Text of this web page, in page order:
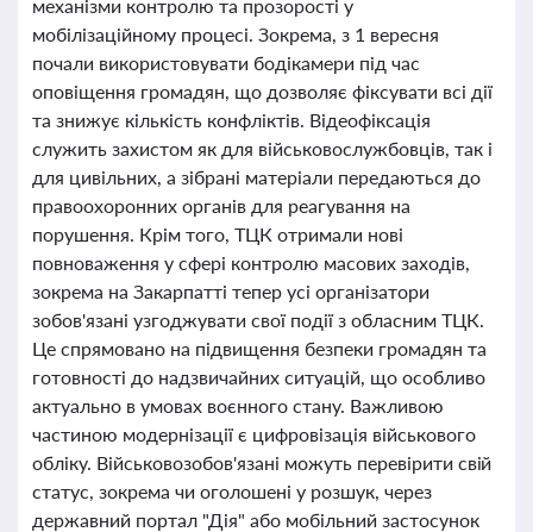
механізми контролю та прозорості у
мобілізаційному процесі. Зокрема, з 1 вересня
почали використовувати бодікамери під час
оповіщення громадян, що дозволяє фіксувати всі дії
та знижує кількість конфліктів. Відеофіксація
служить захистом як для військовослужбовців, так і
для цивільних, а зібрані матеріали передаються до
правоохоронних органів для реагування на
порушення. Крім того, ТЦК отримали нові
повноваження у сфері контролю масових заходів,
зокрема на Закарпатті тепер усі організатори
зобов'язані узгоджувати свої події з обласним ТЦК.
Це спрямовано на підвищення безпеки громадян та
готовності до надзвичайних ситуацій, що особливо
актуально в умовах воєнного стану. Важливою
частиною модернізації є цифровізація військового
обліку. Військовозобов'язані можуть перевірити свій
статус, зокрема чи оголошені у розшук, через
державний портал "Дія" або мобільний застосунок